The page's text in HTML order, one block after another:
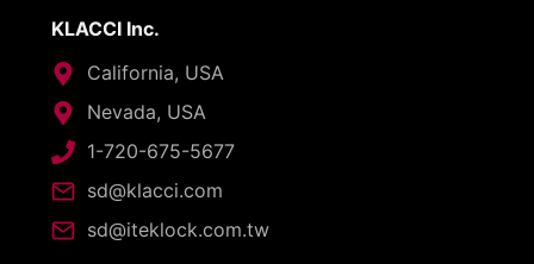
KLACCI Inc.
California, USA
Nevada, USA
1-720-675-5677
sd@klacci.com
sd@iteklock.com.tw